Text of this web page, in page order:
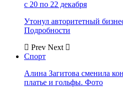
с 20 по 22 декабря
Утонул авторитетный
Подробности
Prev Next
Спорт
Алина Загитова сменила
платье и гольфы. Фото